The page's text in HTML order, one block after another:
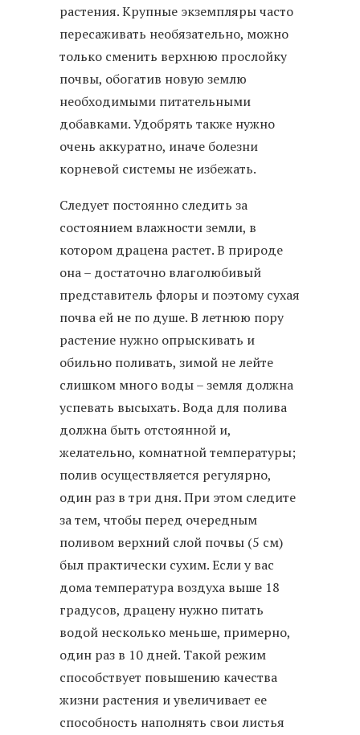
растения. Крупные экземпляры часто
пересаживать необязательно, можно
только сменить верхнюю прослойку
почвы, обогатив новую землю
необходимыми питательными
добавками. Удобрять также нужно
очень аккуратно, иначе болезни
корневой системы не избежать.
Следует постоянно следить за
состоянием влажности земли, в
котором драцена растет. В природе
она – достаточно влаголюбивый
представитель флоры и поэтому сухая
почва ей не по душе. В летнюю пору
растение нужно опрыскивать и
обильно поливать, зимой не лейте
слишком много воды – земля должна
успевать высыхать. Вода для полива
должна быть отстоянной и,
желательно, комнатной температуры;
полив осуществляется регулярно,
один раз в три дня. При этом следите
за тем, чтобы перед очередным
поливом верхний слой почвы (5 см)
был практически сухим. Если у вас
дома температура воздуха выше 18
градусов, драцену нужно питать
водой несколько меньше, примерно,
один раз в 10 дней. Такой режим
способствует повышению качества
жизни растения и увеличивает ее
способность наполнять свои листья